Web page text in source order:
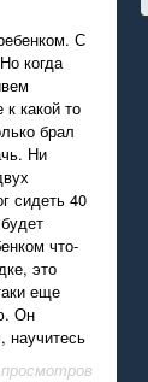
С
когда
какой то
брал
Ни
сидеть 40
что-
это
еще
Он
научитесь